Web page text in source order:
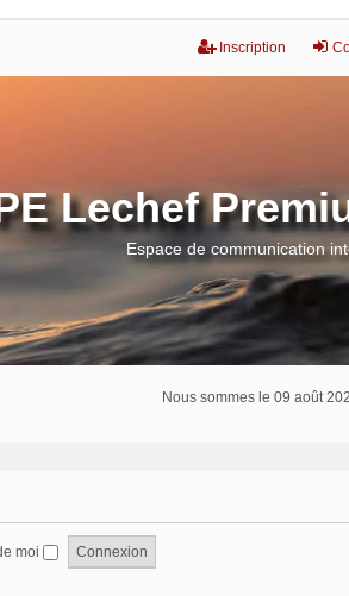
Inscription
Lechef
Espace de communication
Nous sommes le 09 août
moi